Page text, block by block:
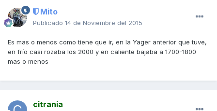
Mito
Publicado 14 de Noviembre del 2015
Es mas o menos como tiene que ir, en la Yager anterior que tuve,
en frío casi rozaba los 2000 y en caliente bajaba a 1700-1800
mas o menos
citrania